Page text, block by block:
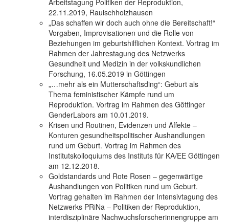
22.11.2019, Rauischholzhausen
„Das schaffen wir doch auch ohne die Bereitschaft!“
Vorgaben, Improvisationen und die Rolle von
Beziehungen im geburtshilflichen Kontext. Vortrag im
Rahmen der Jahrestagung des Netzwerks
Gesundheit und Medizin in der volkskundlichen
Forschung, 16.05.2019 in Göttingen
„…mehr als ein Mutterschaftsding“: Geburt als
Thema feministischer Kämpfe rund um
Reproduktion. Vortrag im Rahmen des Göttinger
GenderLabors am 10.01.2019.
Krisen und Routinen, Evidenzen und Affekte –
Konturen gesundheitspolitischer Aushandlungen
rund um Geburt. Vortrag im Rahmen des
Institutskolloquiums des Instituts für KA/EE Göttingen
am 12.12.2018.
Goldstandards und Rote Rosen – gegenwärtige
Aushandlungen von Politiken rund um Geburt.
Vortrag gehalten im Rahmen der Intensivtagung des
Netzwerks PRiNa – Politiken der Reproduktion,
interdisziplinäre Nachwuchsforscherinnengruppe am